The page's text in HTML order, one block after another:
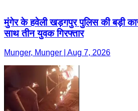
मुंगेर के हवेली खड़गपुर पुलिस की बड़ी
साथ तीन युवक गिरफ्तार
Munger, Munger | Aug 7, 2026